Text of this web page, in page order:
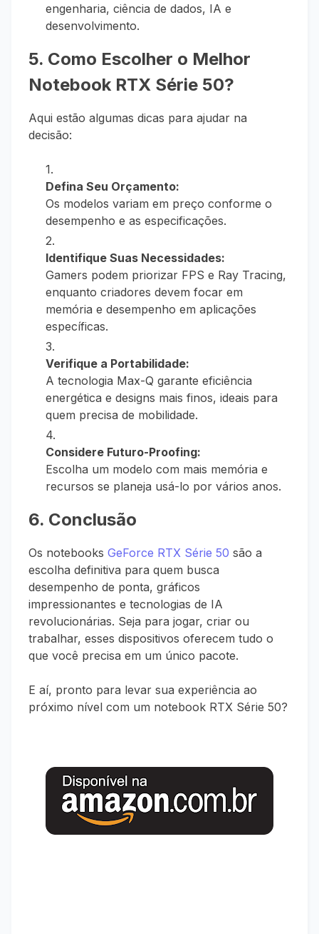
engenharia, ciência de dados, IA e
desenvolvimento.
5. Como Escolher o Melhor
Notebook RTX Série 50?
Aqui estão algumas dicas para ajudar na
decisão:
Defina Seu Orçamento:
Os modelos variam em preço conforme o
desempenho e as especificações.
Identifique Suas Necessidades:
Gamers podem priorizar FPS e Ray Tracing,
enquanto criadores devem focar em
memória e desempenho em aplicações
específicas.
Verifique a Portabilidade:
A tecnologia Max-Q garante eficiência
energética e designs mais finos, ideais para
quem precisa de mobilidade.
Considere Futuro-Proofing:
Escolha um modelo com mais memória e
recursos se planeja usá-lo por vários anos.
6. Conclusão
Os notebooks GeForce RTX Série 50 são a
escolha definitiva para quem busca
desempenho de ponta, gráficos
impressionantes e tecnologias de IA
revolucionárias. Seja para jogar, criar ou
trabalhar, esses dispositivos oferecem tudo o
que você precisa em um único pacote.
E aí, pronto para levar sua experiência ao
próximo nível com um notebook RTX Série 50?